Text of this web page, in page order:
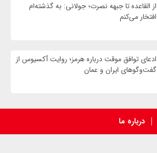
از القاعده تا جبهه نصرت؛ جولانی: به گذشته‌ام
افتخار می‌کنم
ادعای توافق موقت درباره هرمز؛ روایت آکسیوس از
گفت‌وگوهای ایران و عمان
درباره ما